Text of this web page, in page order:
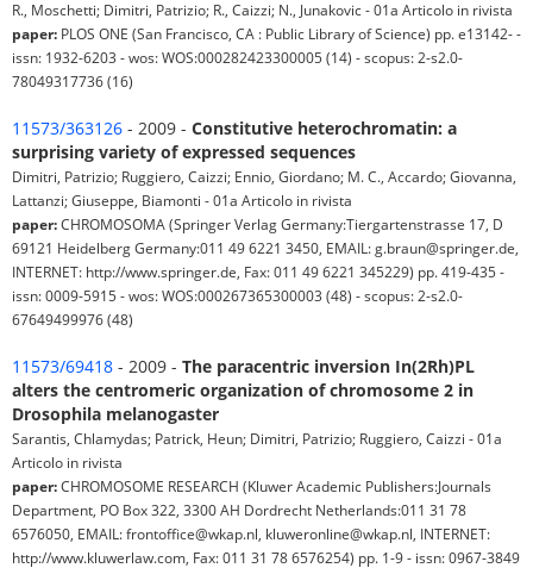
R., Moschetti; Dimitri, Patrizio; R., Caizzi; N., Junakovic - 01a Articolo in rivista
paper: PLOS ONE (San Francisco, CA : Public Library of Science) pp. e13142- -
issn: 1932-6203 - wos: WOS:000282423300005 (14) - scopus: 2-s2.0-
78049317736 (16)
11573/363126 - 2009 - Constitutive heterochromatin: a
surprising variety of expressed sequences
Dimitri, Patrizio; Ruggiero, Caizzi; Ennio, Giordano; M. C., Accardo; Giovanna,
Lattanzi; Giuseppe, Biamonti - 01a Articolo in rivista
paper:CHROMOSOMA (Springer Verlag Germany:Tiergartenstrasse 17, D
69121 Heidelberg Germany:011 49 6221 3450, EMAIL: g.braun@springer.de,
INTERNET: http://www.springer.de, Fax: 011 49 6221 345229) pp. 419-435 -
issn: 0009-5915 - wos: WOS:000267365300003 (48) - scopus: 2-s2.0-
67649499976 (48)
11573/69418 - 2009 - The paracentric inversion In(2Rh)PL
alters the centromeric organization of chromosome 2 in
Drosophila melanogaster
Sarantis, Chlamydas; Patrick, Heun; Dimitri, Patrizio; Ruggiero, Caizzi - 01a
Articolo in rivista
paper:CHROMOSOME RESEARCH (Kluwer Academic Publishers:Journals
Department, PO Box 322, 3300 AH Dordrecht Netherlands:011 31 78
6576050, EMAIL: frontoffice@wkap.nl, kluweronline@wkap.nl, INTERNET:
http://www.kluwerlaw.com, Fax: 011 31 78 6576254) pp. 1-9 - issn: 0967-3849